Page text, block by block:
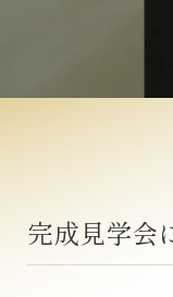
完成見学会